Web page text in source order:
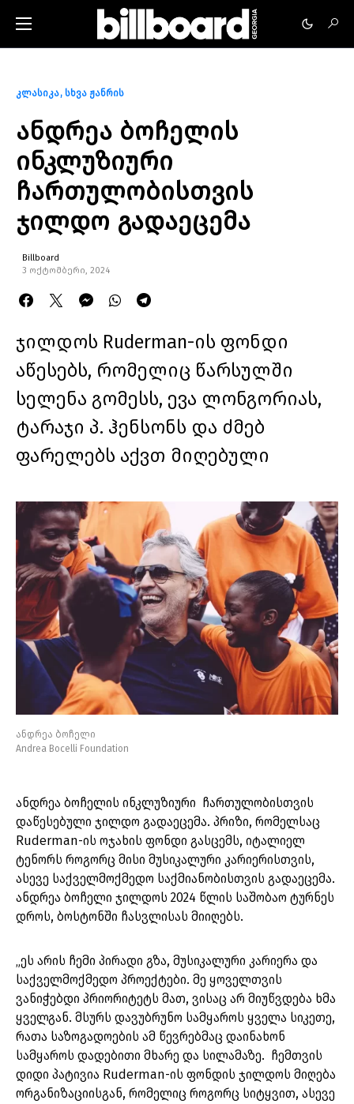
კლასიკა სხვა ჟანრის
ანდრეა ბოჩელის
ინკლუზიური
ჩართულობისთვის
ჯილდო გადაეცემა
Billboard
3 ოქტომბერი, 2024
ჯილდოს Ruderman-ის ფონდი
აწესებს, რომელიც წარსულში
სელენა გომესს, ევა ლონგორიას,
ტარაჯი პ. ჰენსონს და ძმებ
ფარელებს აქვთ მიღებული
ანდრეა ბოჩელი
Andrea Bocelli Foundation
ანდრეა ბოჩელის ინკლუზიური ჩართულობისთვის
დაწესებული ჯილდო გადაეცემა. პრიზი, რომელსაც
Ruderman-ის ოჯახის ფონდი გასცემს, იტალიელ
ტენორს როგორც მისი მუსიკალური კარიერისთვის,
ასევე საქველმოქმედო საქმიანობისთვის გადაეცემა.
ანდრეა ბოჩელი ჯილდოს 2024 წლის საშობაო ტურნეს
დროს, ბოსტონში ჩასვლისას მიიღებს.
„ეს არის ჩემი პირადი გზა, მუსიკალური კარიერა და
საქველმოქმედო პროექტები. მე ყოველთვის
ვანიჭებდი პრიორიტეტს მათ, ვისაც არ მიუწვდება ხმა
ყველგან. მსურს დავუბრუნო სამყაროს ყველა სიკეთე,
რათა საზოგადოების ამ წევრებმაც დაინახონ
სამყაროს დადებითი მხარე და სილამაზე. ჩემთვის
დიდი პატივია Ruderman-ის ფონდის ჯილდოს მიღება
ორგანიზაციისგან, რომელიც როგორც სიტყვით, ასევე